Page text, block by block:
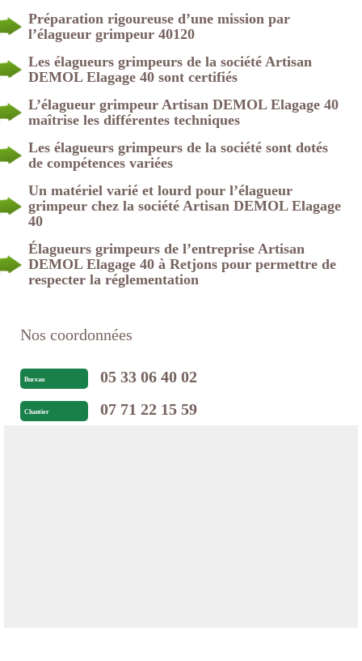
Préparation rigoureuse d’une mission par
l’élagueur grimpeur 40120
Les élagueurs grimpeurs de la société Artisan
DEMOL Elagage 40 sont certifiés
L’élagueur grimpeur Artisan DEMOL Elagage 40
maîtrise les différentes techniques
Les élagueurs grimpeurs de la société sont dotés
de compétences variées
Un matériel varié et lourd pour l’élagueur
grimpeur chez la société Artisan DEMOL Elagage
40
Élagueurs grimpeurs de l’entreprise Artisan
DEMOL Elagage 40 à Retjons pour permettre de
respecter la réglementation
Nos coordonnées
Bureau 05 33 06 40 02
Chantier 07 71 22 15 59